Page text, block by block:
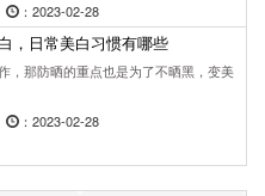
：2023-02-28
，日常美白习惯有哪些
，那防晒的重点也是为了不晒黑，变美
：2023-02-28